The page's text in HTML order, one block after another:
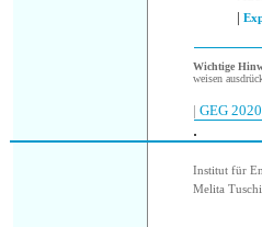
|
Wichtige
weisen
| GEG
.
Institut für
Melita